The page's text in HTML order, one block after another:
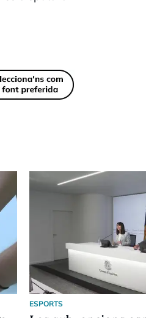
ESPORTS